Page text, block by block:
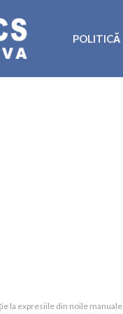
POLITICĂ
la expresiile din noile manuale